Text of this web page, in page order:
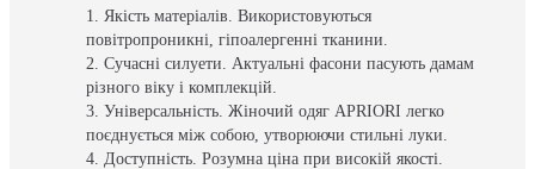
Якість матеріалів. Використовуються
повітропроникні, гіпоалергенні тканини.
Сучасні силуети. Актуальні фасони пасують дамам
різного віку і комплекцій.
Універсальність. Жіночий одяг APRIORI легко
поєднується між собою, утворюючи стильні луки.
Доступність. Розумна ціна при високій якості.